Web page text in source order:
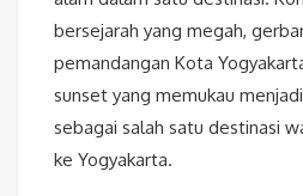
bersejarah yang megah,
pemandangan Kota
sunset yang memukau
sebagai salah satu destinasi
ke Yogyakarta.